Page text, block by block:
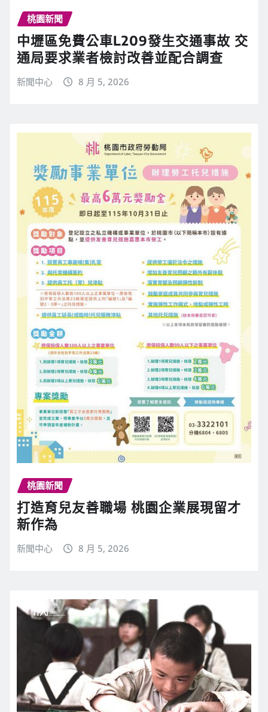
桃園新聞
中壢區免費公車L209發生交通事故 交
通局要求業者檢討改善並配合調查
新聞中心 8 月 5, 2026
桃園新聞
打造育兒友善職場 桃園企業展現留才
新作為
新聞中心 8 月 5, 2026